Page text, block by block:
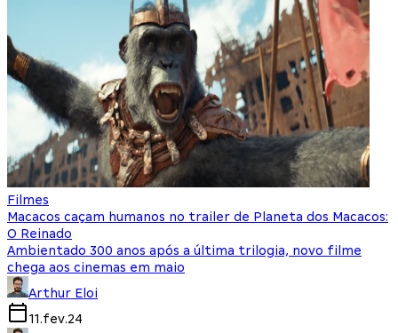
Filmes
Macacos caçam humanos no trailer de Planeta dos Macacos:
O Reinado
Ambientado 300 anos após a última trilogia, novo filme
chega aos cinemas em maio
Arthur Eloi
11.fev.24